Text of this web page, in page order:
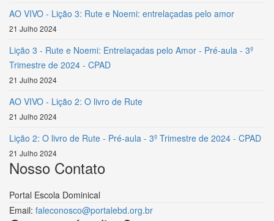
AO VIVO - Lição 3: Rute e Noemi: entrelaçadas pelo amor
21 Julho 2024
Lição 3 - Rute e Noemi: Entrelaçadas pelo Amor - Pré-aula - 3º
Trimestre de 2024 - CPAD
21 Julho 2024
AO VIVO - Lição 2: O livro de Rute
21 Julho 2024
Lição 2: O livro de Rute - Pré-aula - 3º Trimestre de 2024 - CPAD
21 Julho 2024
Nosso Contato
Portal Escola Dominical
Email: faleconosco@portalebd.org.br